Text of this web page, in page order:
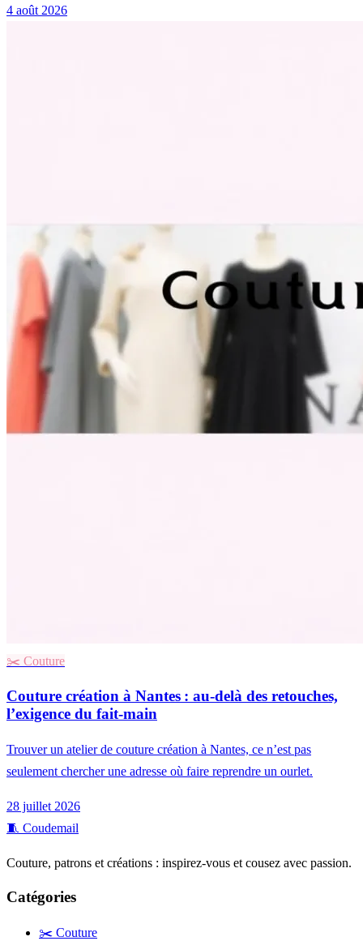
4 août 2026
✂️ Couture
Couture création à Nantes : au-delà des retouches,
l’exigence du fait-main
Trouver un atelier de couture création à Nantes, ce n’est pas
seulement chercher une adresse où faire reprendre un ourlet.
28 juillet 2026
🧵 Coudemail
Couture, patrons et créations : inspirez-vous et cousez avec passion.
Catégories
✂️ Couture